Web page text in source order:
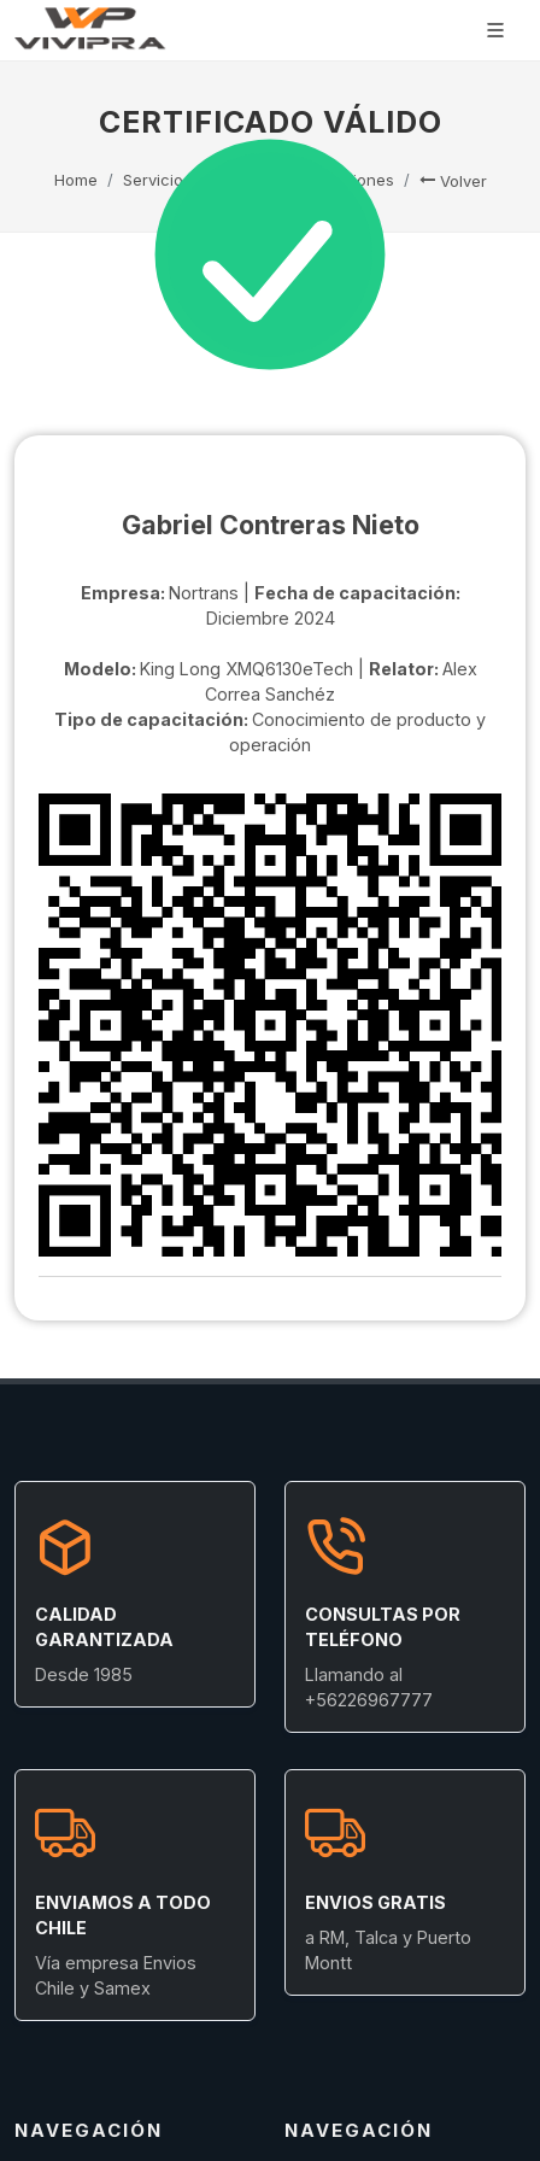
CERTIFICADO VÁLIDO
Home Servicio Técnico Capacitaciones Volver
Gabriel Contreras Nieto
Empresa: Nortrans | Fecha de capacitación:
Diciembre 2024
Modelo: King Long XMQ6130eTech | Relator: Alex
Correa Sanchéz
Tipo de capacitación: Conocimiento de producto y
operación
CALIDAD
GARANTIZADA
Desde 1985
CONSULTAS POR
TELÉFONO
Llamando al
+56226967777
ENVIAMOS A TODO
CHILE
Vía empresa Envios
Chile y Samex
ENVIOS GRATIS
a RM, Talca y Puerto
Montt
NAVEGACIÓN NAVEGACIÓN